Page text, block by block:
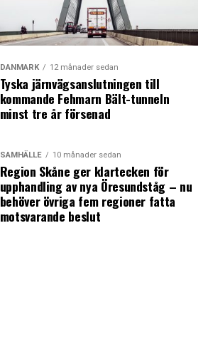
DANMARK 12 månader sedan
Tyska järnvägsanslutningen till
kommande Fehmarn Bält-tunneln
minst tre år försenad
SAMHÄLLE 10 månader sedan
Region Skåne ger klartecken för
upphandling av nya Öresundståg – nu
behöver övriga fem regioner fatta
motsvarande beslut